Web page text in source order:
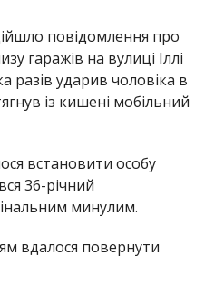
повідомлення про
гаражів на вулиці Іллі
разів ударив чоловіка в
із кишені мобільний
встановити особу
36-річний
минулим.
вдалося повернути